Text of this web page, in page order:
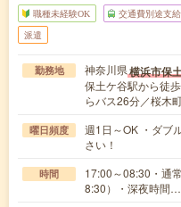
職種未経験OK 交通費別途支給
派遣
勤務地 神奈川県横浜市保
保土ケ谷駅から徒
らバス26分／桜木
曜日頻度
週1日～OK ・ダブ
さい！
時間
17:00～08:30・通
8:30）・深夜時間…